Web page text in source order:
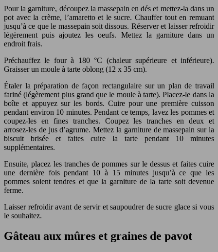
Pour la garniture, découpez la massepain en dés et mettez-la dans un
pot avec la crème, l’amaretto et le sucre. Chauffer tout en remuant
jusqu’à ce que le massepain soit dissous. Réserver et laisser refroidir
légèrement puis ajoutez les oeufs. Mettez la garniture dans un
endroit frais.
Préchauffez le four à 180 °C (chaleur supérieure et inférieure).
Graisser un moule à tarte oblong (12 x 35 cm).
Étaler la préparation de façon rectangulaire sur un plan de travail
fariné (légèrement plus grand que le moule à tarte). Placez-le dans la
boîte et appuyez sur les bords. Cuire pour une première cuisson
pendant environ 10 minutes. Pendant ce temps, lavez les pommes et
coupez-les en fines tranches. Coupez les tranches en deux et
arrosez-les de jus d’agrume. Mettez la garniture de massepain sur la
biscuit brisée et faites cuire la tarte pendant 10 minutes
supplémentaires.
Ensuite, placez les tranches de pommes sur le dessus et faites cuire
une dernière fois pendant 10 à 15 minutes jusqu’à ce que les
pommes soient tendres et que la garniture de la tarte soit devenue
ferme.
Laisser refroidir avant de servir et saupoudrer de sucre glace si vous
le souhaitez.
Gâteau aux mûres et graines de pavot